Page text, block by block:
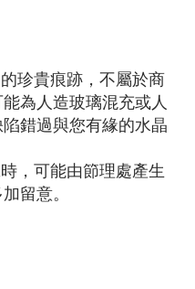
珍貴痕跡，不屬於商
為人造玻璃混充或人
錯過與您有緣的水晶
，可能由節理處產生
留意。